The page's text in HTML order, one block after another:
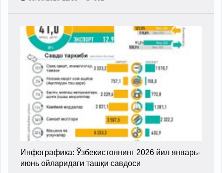
Инфографика: Ўзбекистоннинг 2026 йил январь-
июнь ойларидаги ташқи савдоси